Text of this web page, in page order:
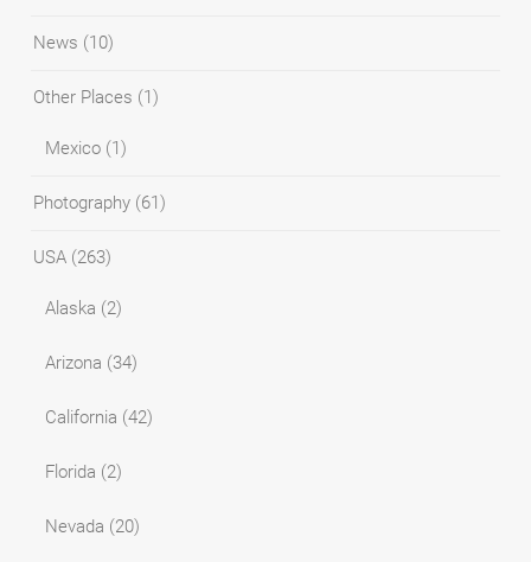
News (10)
Other Places (1)
Mexico (1)
Photography (61)
USA (263)
Alaska (2)
Arizona (34)
California (42)
Florida (2)
Nevada (20)